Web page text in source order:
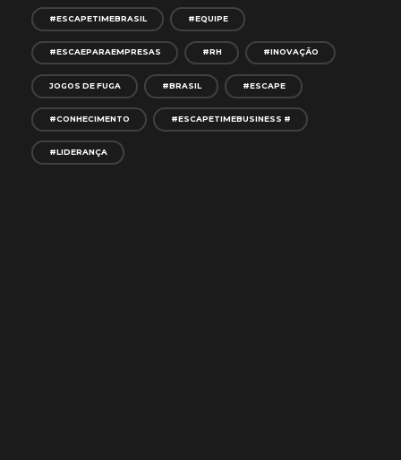
#ESCAPETIMEBRASIL #EQUIPE
#ESCAEPARAEMPRESAS #RH #INOVAÇÃO
JOGOS DE FUGA #BRASIL #ESCAPE
#CONHECIMENTO #ESCAPETIMEBUSINESS #
#LIDERANÇA